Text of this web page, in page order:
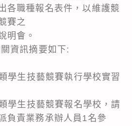
各職種報名表件，以維護競
賽之
明會。
資訊摘要如下:
學生技藝競賽執行學校實習
學生技藝競賽報名學校，請
負責業務承辦人員1名參